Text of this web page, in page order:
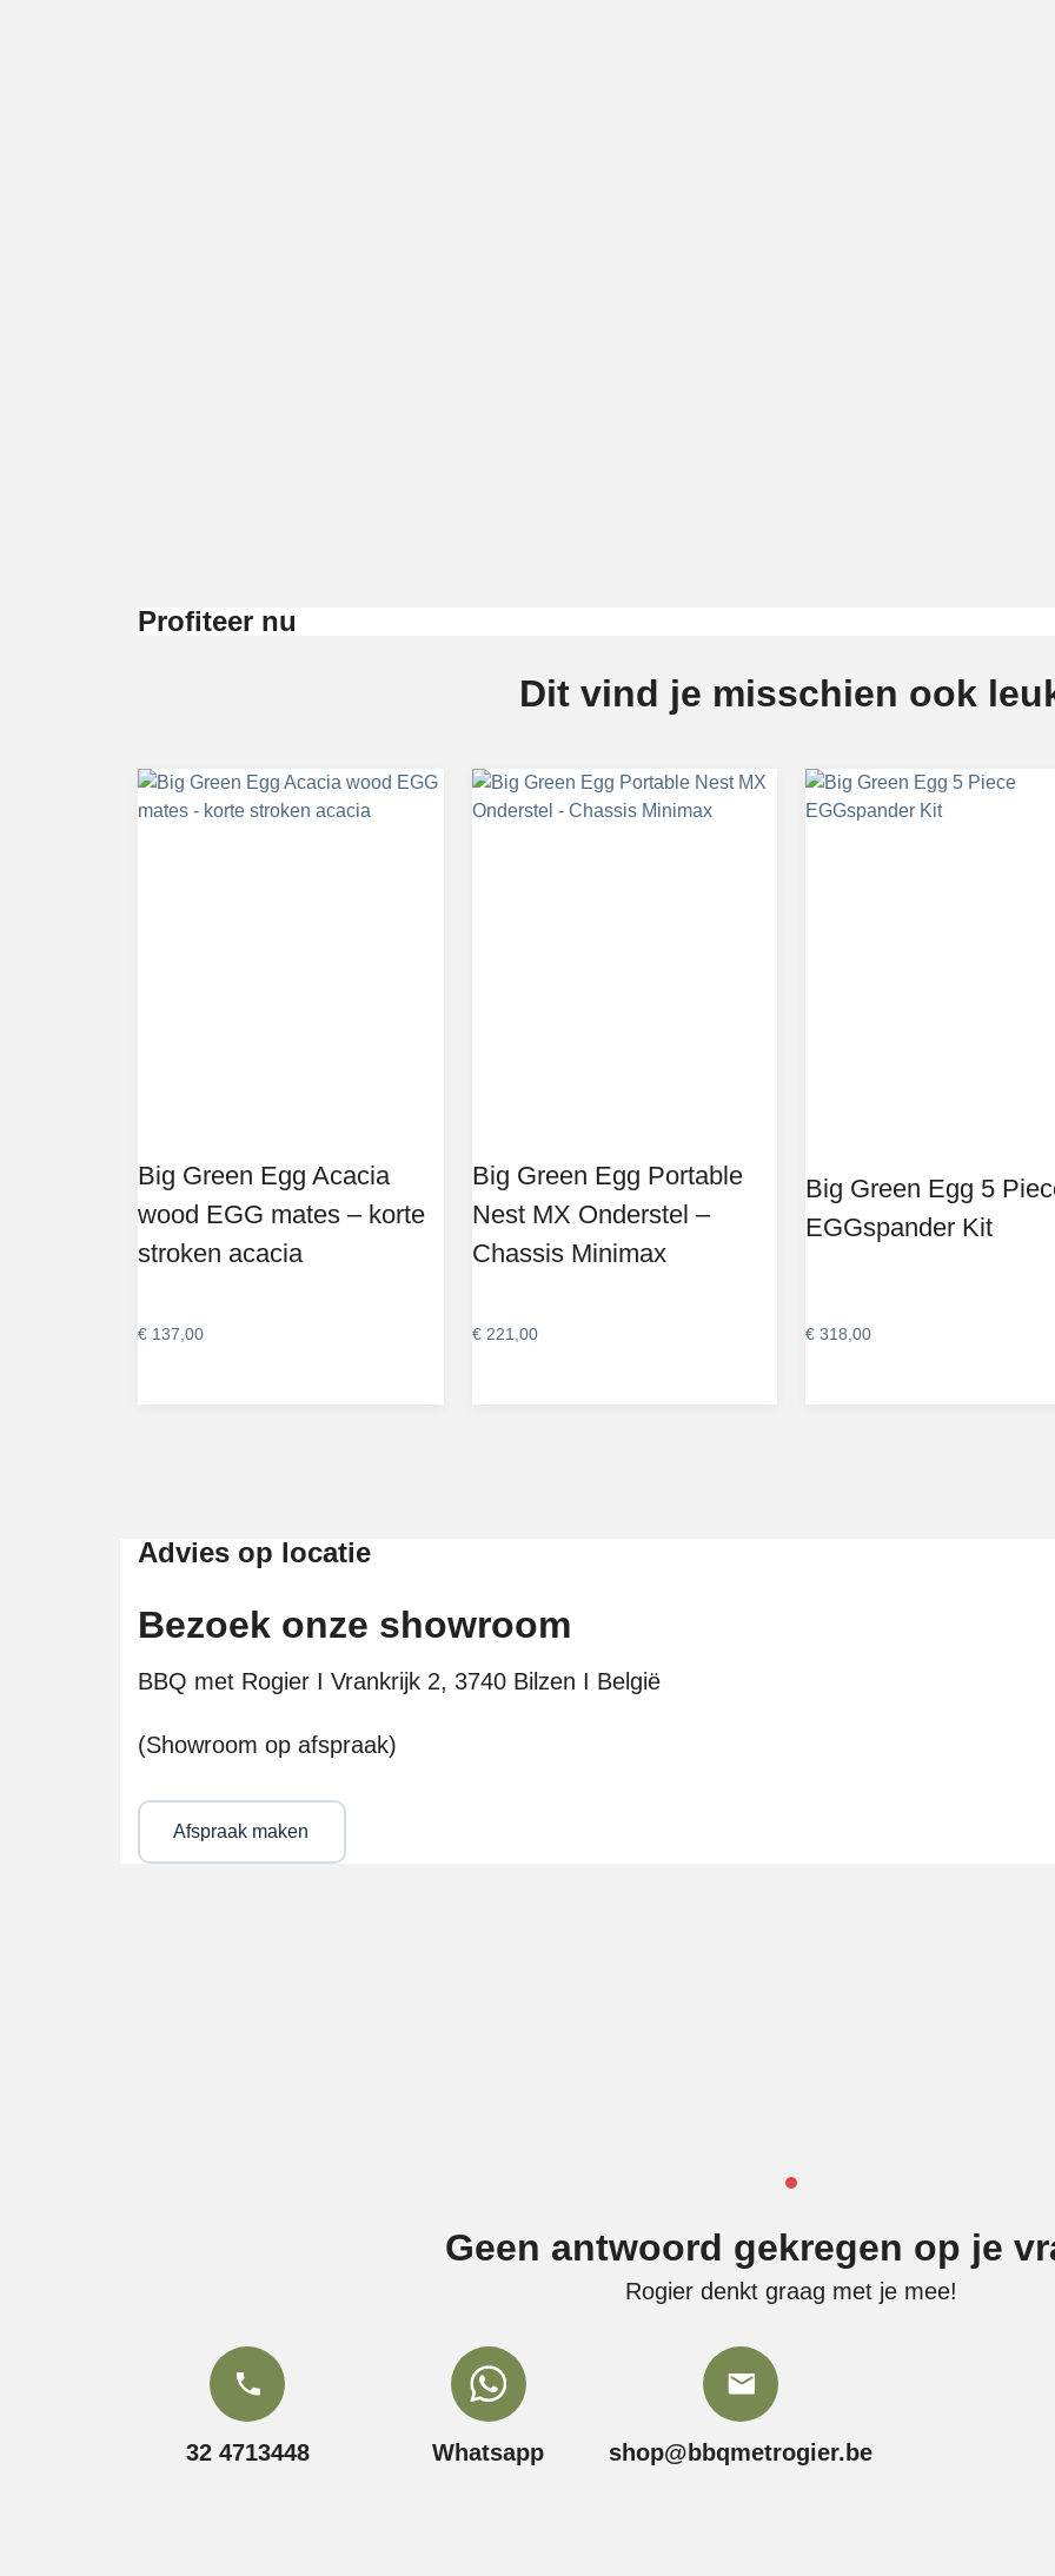
Profiteer nu
Dit vind je misschien ook
Big Green Egg Acacia
wood EGG mates – korte
stroken acacia
€ 137,00
Big Green Egg Portable
Nest MX Onderstel –
Chassis Minimax
€221,00
Big Green Egg 5
EGGspander Kit
€ 318,00
Advies op locatie
Bezoek onze showroom
BBQ met Rogier I Vrankrijk 2, 3740 Bilzen I België
(Showroom op afspraak)
Afspraak maken
Geen antwoord gekregen op je
Rogier denkt graag met je mee!
32 4713448 Whatsapp shop@bbqmetrogier.be